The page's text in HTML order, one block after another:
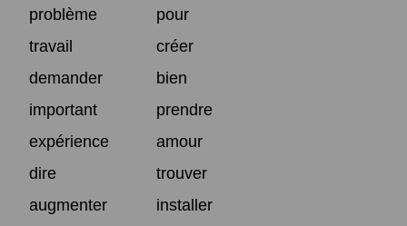
problème
pour
travail
créer
demander
bien
important
prendre
expérience
amour
dire
trouver
augmenter
installer